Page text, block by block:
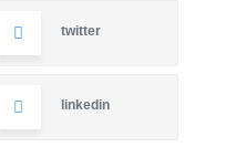
twitter
linkedin